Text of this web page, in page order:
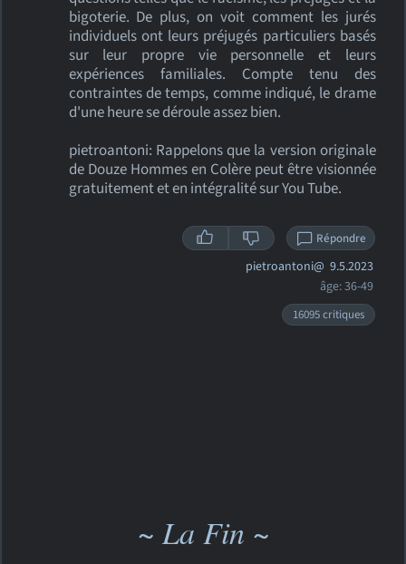
bigoterie. De plus, on voit comment les jurés
individuels ont leurs préjugés particuliers basés
sur leur propre vie personnelle et leurs
expériences familiales. Compte tenu des
contraintes de temps, comme indiqué, le drame
d'une heure se déroule assez bien.
pietroantoni: Rappelons que la version originale
de Douze Hommes en Colère peut être visionnée
gratuitement et en intégralité sur You Tube.
Répondre
pietroantoni@ 9.5.2023
âge: 36-49
16095 critiques
~ La Fin ~